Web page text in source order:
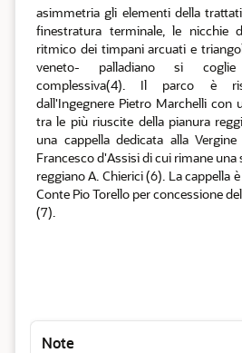
asimmetria gli elementi della
finestratura terminale, le nicchie
ritmico dei timpani arcuati e
veneto- palladiano si coglie
complessiva(4). Il parco è
dall'Ingegnere Pietro Marchelli con
tra le più riuscite della pianura
una cappella dedicata alla
Francesco d'Assisi di cui rimane
reggiano A. Chierici (6). La cappella
Conte Pio Torello per concessione
(7).
Note